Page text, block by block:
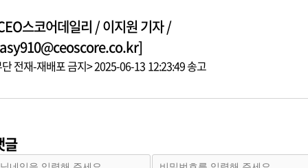
스코어데일리 / 이지원 기자 /
전재-재배포 금지> 2025-06-13 12:23:49 송고
글